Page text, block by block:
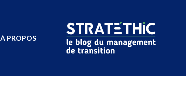
À PROPOS